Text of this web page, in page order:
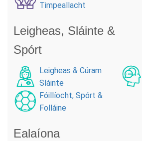
Timpeallacht
Leigheas, Sláinte &
Spórt
Leigheas & Cúram
Sláinte
Fóillíocht, Spórt &
Folláine
Ealaíona